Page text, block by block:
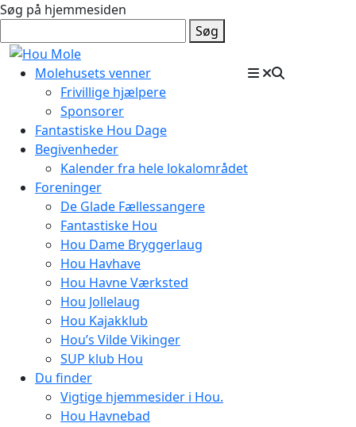
Søg på hjemmesiden
Søg
Molehusets venner
Frivillige hjælpere
Sponsorer
Fantastiske Hou Dage
Begivenheder
Kalender fra hele lokalområdet
Foreninger
De Glade Fællessangere
Fantastiske Hou
Hou Dame Bryggerlaug
Hou Havhave
Hou Havne Værksted
Hou Jollelaug
Hou Kajakklub
Hou’s Vilde Vikinger
SUP klub Hou
Du finder
Vigtige hjemmesider i Hou.
Hou Havnebad